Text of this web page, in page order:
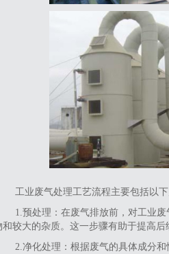
工业废气处理工艺流程主要包括以下
1‌.预处理‌：在废气排放前，对工业
和较大的杂质。这一步骤有助于提高后
2‌.净化处理‌：根据废气的具体成分